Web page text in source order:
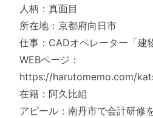
人柄：真面目
所在地：京都府向日市
仕事：CADオペレーター「建
WEBページ：
https://harutomemo.com/
在籍：阿久比組
アピール：南丹市で会計研修